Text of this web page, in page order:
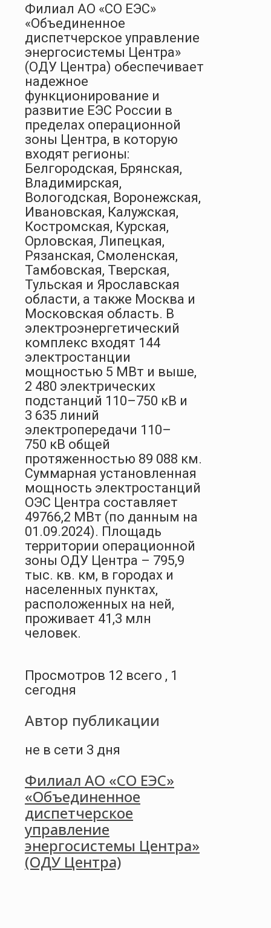
Филиал АО «СО ЕЭС»
«Объединенное
диспетчерское управление
энергосистемы Центра»
(ОДУ Центра) обеспечивает
надежное
функционирование и
развитие ЕЭС России в
пределах операционной
зоны Центра, в которую
входят регионы:
Белгородская, Брянская,
Владимирская,
Вологодская, Воронежская,
Ивановская, Калужская,
Костромская, Курская,
Орловская, Липецкая,
Рязанская, Смоленская,
Тамбовская, Тверская,
Тульская и Ярославская
области, а также Москва и
Московская область. В
электроэнергетический
комплекс входят 144
электростанции
мощностью 5 МВт и выше,
2 480 электрических
подстанций 110–750 кВ и
3 635 линий
электропередачи 110–
750 кВ общей
протяженностью 89 088 км.
Суммарная установленная
мощность электростанций
ОЭС Центра составляет
49766,2 МВт (по данным на
01.09.2024). Площадь
территории операционной
зоны ОДУ Центра – 795,9
тыс. кв. км, в городах и
населенных пунктах,
расположенных на ней,
проживает 41,3 млн
человек.
Просмотров 12 всего , 1
сегодня
Автор публикации
не в сети 3 дня
Филиал АО «СО ЕЭС»
«Объединенное
диспетчерское
управление
энергосистемы Центра»
(ОДУ Центра)